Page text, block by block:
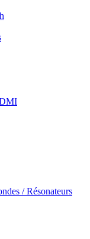
/ Résonateurs